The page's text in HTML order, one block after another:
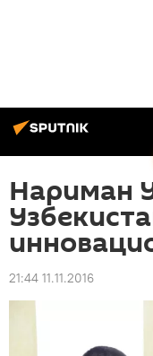
Нариман
21:44 11.11.2016